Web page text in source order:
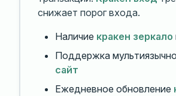
снижает порог входа.
Наличие кракен зеркало
Поддержка
сайт
Ежедневное обновление